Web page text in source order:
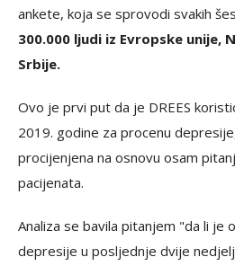
ankete, koja se sprovodi svakih
300.000 ljudi iz Evropske unije,
Srbije.
Ovo je prvi put da je DREES
2019. godine za procenu
procijenjena na osnovu osam
pacijenata.
Analiza se bavila pitanjem "da li je
depresije u posljednje dvije